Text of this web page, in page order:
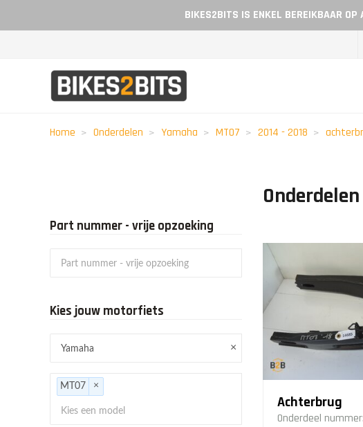
BIKES2BITS IS ENKEL BEREIKBAAR OP
Home Onderdelen Yamaha MT07 2014 - 2018
Onderdelen
Part nummer - vrije opzoeking
Kies jouw motorfiets
×
MT07 ×
Achterbrug
Onderdeel nummer: